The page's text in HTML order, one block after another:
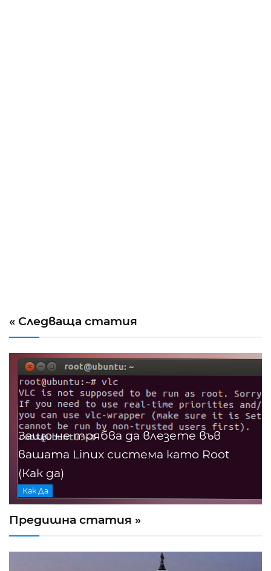
« Следваща статия
Защо не трябва да влезете във
вашата Linux система като Root
(Как да)
Как Да
Предишна статия »